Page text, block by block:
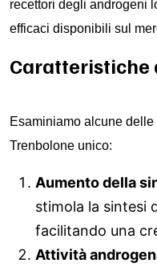
recettori degli androgeni
efficaci disponibili sul
Caratteristiche
Esaminiamo alcune delle
Trenbolone unico:
Aumento della
stimola la sintesi
facilitando una
Attività